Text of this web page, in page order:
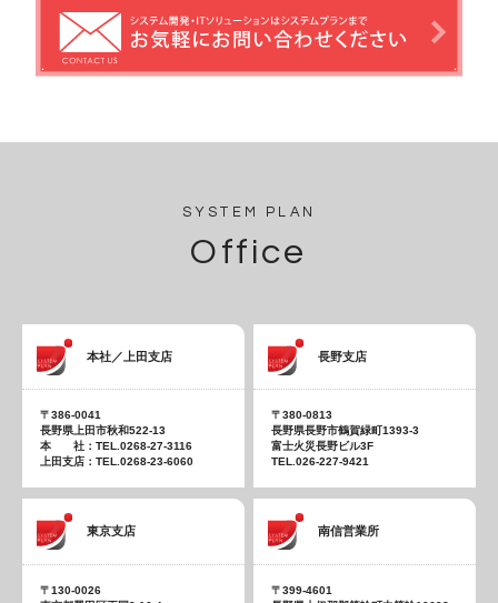
SYSTEM PLAN
Office
本社／上田支店
〒386-0041
長野県上田市秋和522-13
本 社：TEL.0268-27-3116
上田支店：TEL.0268-23-6060
長野支店
〒380-0813
長野県長野市鶴賀緑町1393-3
富士火災長野ビル3F
TEL.026-227-9421
東京支店
〒130-0026
南信営業所
〒399-4601